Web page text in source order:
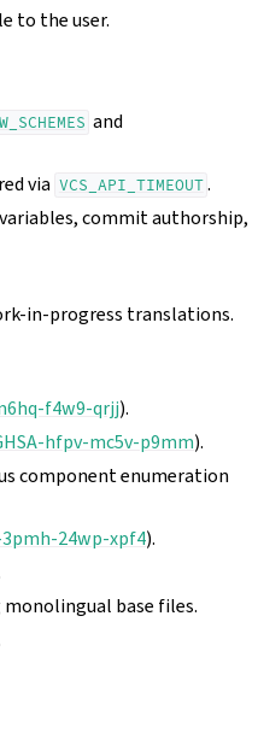
to the user.
and
via VCS_API_TIMEOUT .
commit authorship,
in-progress translations.
f4w9-qrjj).
hfpv-mc5v-p9mm).
component enumeration
3pmh-24wp-xpf4).
base files.